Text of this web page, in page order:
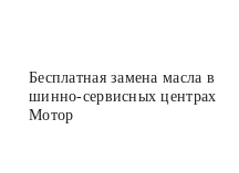
Бесплатная замена масла в
шинно-сервисных центрах
Мотор